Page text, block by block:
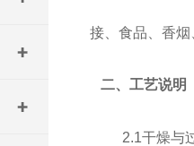
接、食品、香
二、工艺说明
2.1干燥与